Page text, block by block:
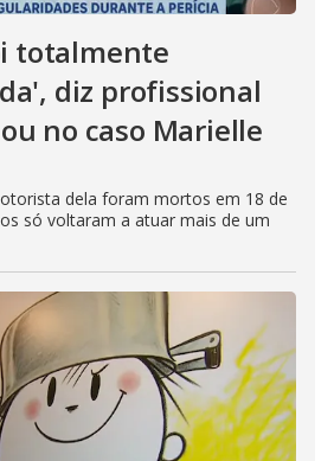
totalmente
diz profissional
no caso Marielle
dela foram mortos em 18 de
só voltaram a atuar mais de um